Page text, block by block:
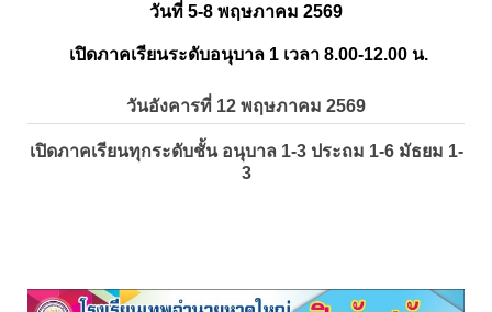
วันที่ 5-8 พฤษภาคม 2569
เปิดภาคเรียนระดับอนุบาล 1 เวลา 8.00-12.00 น.
วันอังคารที่ 12 พฤษภาคม 2569
เปิดภาคเรียนทุกระดับชั้น อนุบาล 1-3 ประถม 1-6 มัธยม 1-
3